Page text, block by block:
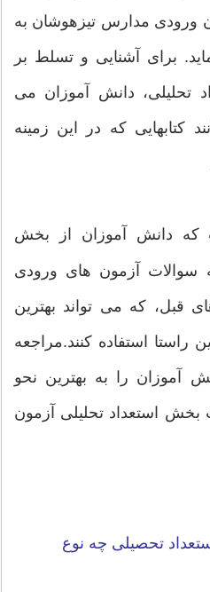
ورودی مدارس تیزهوشان به
برای آشنایی و تسلط بر
تحلیلی، دانش آموزان می
کتابهایی که در این زمینه
که دانش آموزان از بخش
آزمون های ورودی
قبل، که می تواند بهترین
راستا استفاده کنند.مراجعه
آموزان را به بهترین نحو
بخش استعداد تحلیلی آزمون
تحصیلی چه نوع